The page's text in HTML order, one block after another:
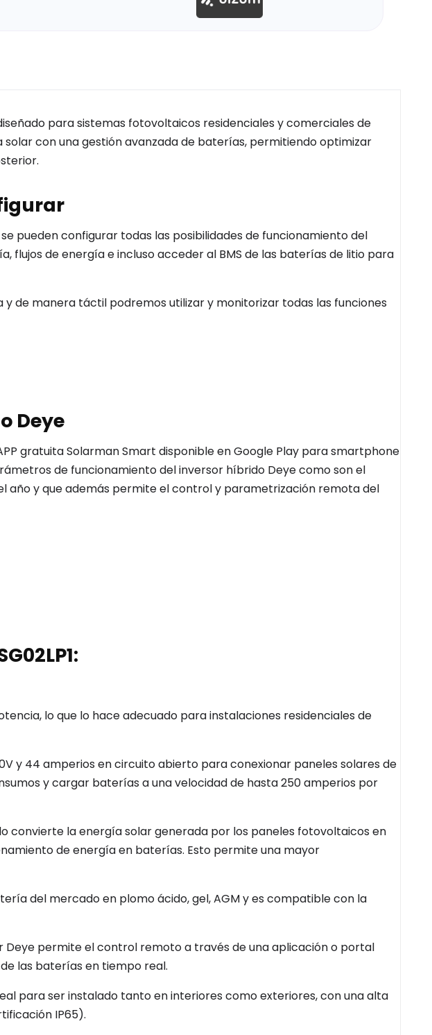
para sistemas fotovoltaicos residenciales y comerciales de
con una gestión avanzada de baterías, permitiendo optimizar
pueden configurar todas las posibilidades de funcionamiento del
de energía e incluso acceder al BMS de las baterías de litio para
de manera táctil podremos utilizar y monitorizar todas las funciones
Deye
gratuita Solarman Smart disponible en Google Play para smartphone
de funcionamiento del inversor híbrido Deye como son el
año y que además permite el control y parametrización remota del
lo que lo hace adecuado para instalaciones residenciales de
y 44 amperios en circuito abierto para conexionar paneles solares de
y cargar baterías a una velocidad de hasta 250 amperios por
convierte la energía solar generada por los paneles fotovoltaicos en
de energía en baterías. Esto permite una mayor
del mercado en plomo ácido, gel, AGM y es compatible con la
Deye permite el control remoto a través de una aplicación o portal
las baterías en tiempo real.
para ser instalado tanto en interiores como exteriores, con una alta
IP65).